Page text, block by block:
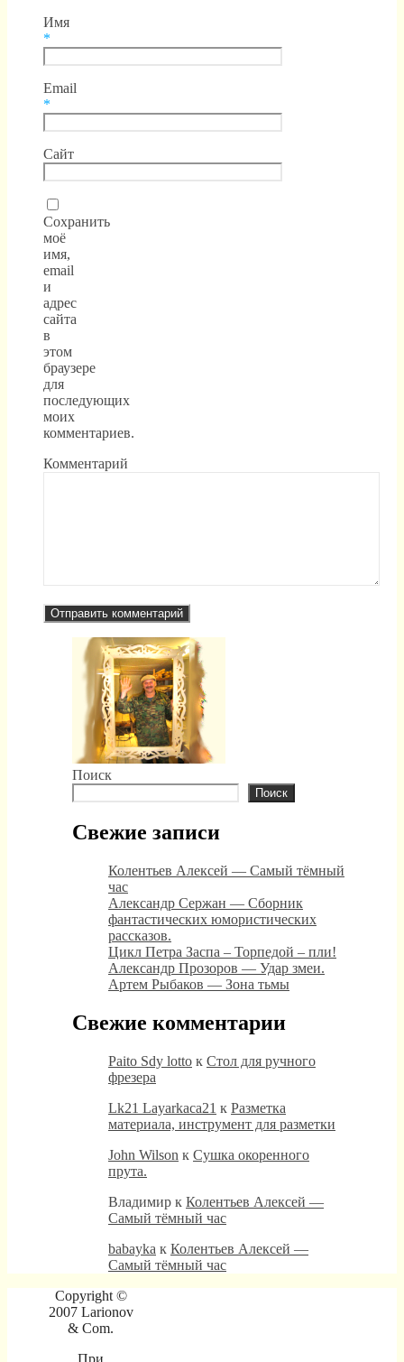
Имя
*
Email
*
Сайт
Сохранить
моё
имя,
email
и
адрес
сайта
в
этом
браузере
для
последующих
моих
комментариев.
Комментарий
Поиск
Поиск
Свежие записи
Колентьев Алексей — Самый тёмный
час
Александр Сержан — Сборник
фантастических юмористических
рассказов.
Цикл Петра Заспа – Торпедой – пли!
Александр Прозоров — Удар змеи.
Артем Рыбаков — Зона тьмы
Свежие комментарии
Paito Sdy lotto к Стол для ручного
фрезера
Lk21 Layarkaca21 к Разметка
материала, инструмент для разметки
John Wilson к Сушка окоренного
прута.
Владимир к Колентьев Алексей —
Самый тёмный час
babayka к Колентьев Алексей —
Самый тёмный час
Copyright ©
2007 Larionov
& Com.
При